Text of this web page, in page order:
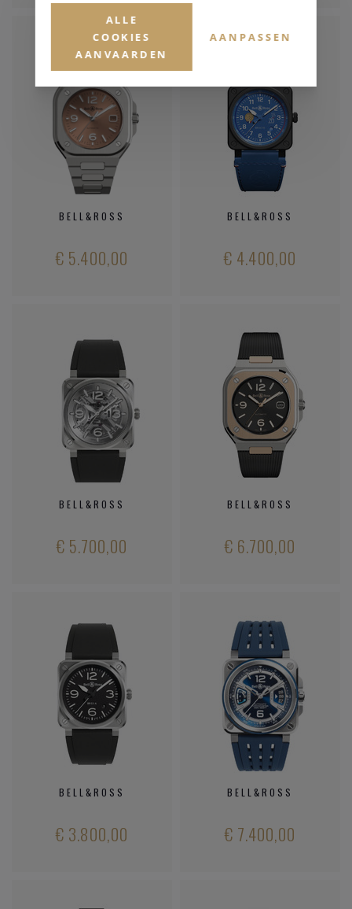
BELL&ROSS
€ 5.400,00
BELL&ROSS
€ 4.400,00
BELL&ROSS
€ 5.700,00
BELL&ROSS
€ 6.700,00
BELL&ROSS
€ 3.800,00
BELL&ROSS
€ 7.400,00
ALLE
COOKIES
AANVAARDEN
AANPASSEN